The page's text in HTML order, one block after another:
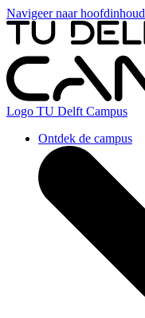
Navigeer naar hoofdinhoud
Logo TU Delft Campus
Ontdek de campus